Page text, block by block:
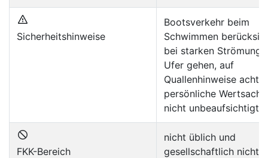
Sicherheitshinweise
Bootsverkehr beim
Schwimmen
bei starken
Ufer gehen, auf
Quallenhinweise
persönliche
nicht unbeaufsichtigt
FKK-Bereich
nicht üblich und
gesellschaftlich nicht